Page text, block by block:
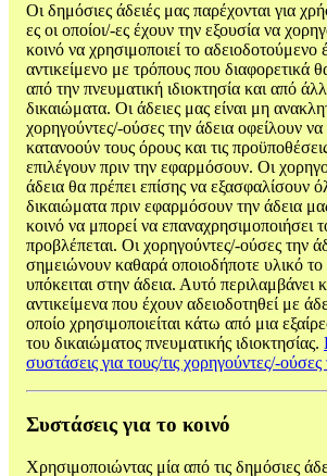
Οι δημόσιες άδειές μας παρέχονται για
ες οι οποίοι/-ες έχουν την εξουσία να
κοινό να χρησιμοποιεί το αδειοδοτούμενο
αντικείμενο με τρόπους που διαφορετικά
από την πνευματική ιδιοκτησία και από
δικαιώματα. Οι άδειες μας είναι μη
χορηγούντες/-ούσες την άδεια οφείλουν να
κατανοούν τους όρους και τις
επιλέγουν πριν την εφαρμόσουν. Οι
άδεια θα πρέπει επίσης να εξασφαλίσουν
δικαιώματα πριν εφαρμόσουν την άδεια
κοινό να μπορεί να επαναχρησιμοποιήσει
προβλέπεται. Οι χορηγούντες/-ούσες την
σημειώνουν καθαρά οποιοδήποτε υλικό το
υπόκειται στην άδεια. Αυτό περιλαμβάνει
αντικείμενα που έχουν αδειοδοτηθεί με
οποίο χρησιμοποιείται κάτω από μια
του δικαιώματος πνευματικής ιδιοκτησίας.
συστάσεις για τους/τις χορηγούντες/-ούσες
Συστάσεις για το κοινό
Χρησιμοποιώντας μία από τις δημόσιες